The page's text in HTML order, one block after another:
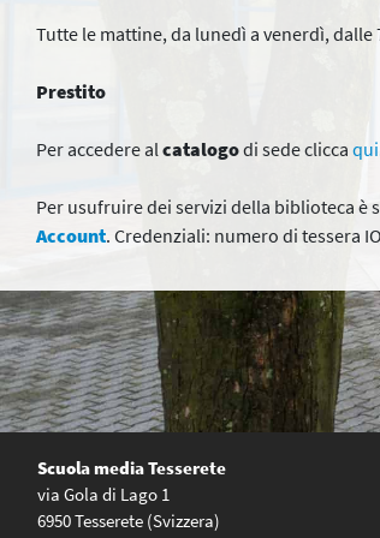
Tutte le mattine, da lunedì a venerdì, dalle
Prestito
Per accedere al catalogodi sede clicca qui
Per usufruire dei servizi della biblioteca è
Account. Credenziali: numero di tessera
Scuola media Tesserete
via Gola di Lago 1
6950 Tesserete (Svizzera)